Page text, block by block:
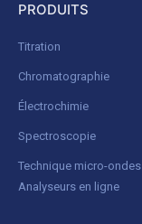
PRODUITS
Titration
Chromatographie
Électrochimie
Spectroscopie
Technique micro-ondes
Analyseurs en ligne